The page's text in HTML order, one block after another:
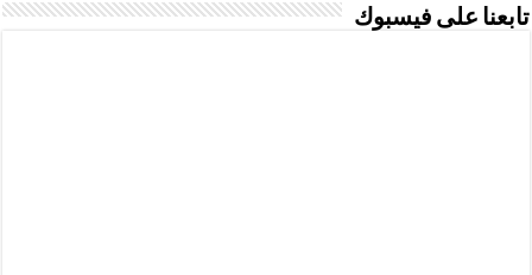
تابعنا على فيسبوك